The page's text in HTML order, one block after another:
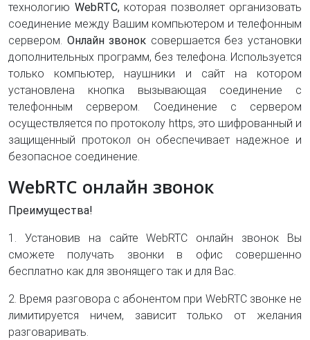
технологию WebRTC, которая позволяет организовать
соединение между Вашим компьютером и телефонным
сервером. Онлайн звонок совершается без установки
дополнительных программ, без телефона. Используется
только компьютер, наушники и сайт на котором
установлена кнопка вызывающая соединение с
телефонным сервером. Соединение с сервером
осуществляется по протоколу https, это шифрованный и
защищенный протокол он обеспечивает надежное и
безопасное соединение.
WebRTC онлайн звонок
Преимущества!
1. Установив на сайте WebRTC онлайн звонок Вы
сможете получать звонки в офис совершенно
бесплатно как для звонящего так и для Вас.
2. Время разговора с абонентом при WebRTC звонке не
лимитируется ничем, зависит только от желания
разговаривать.